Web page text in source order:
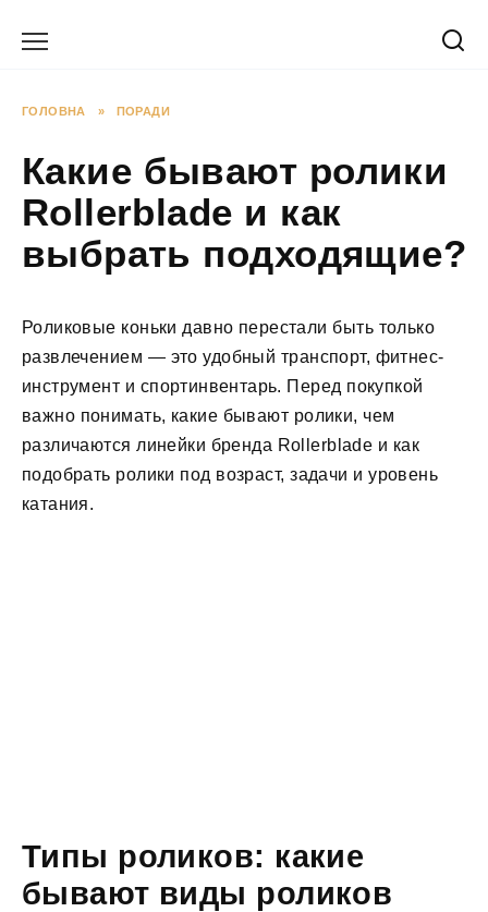
ГОЛОВНА » ПОРАДИ
Какие бывают ролики
Rollerblade и как
выбрать подходящие?
Роликовые коньки давно перестали быть только
развлечением — это удобный транспорт, фитнес-
инструмент и спортинвентарь. Перед покупкой
важно понимать, какие бывают ролики, чем
различаются линейки бренда Rollerblade и как
подобрать ролики под возраст, задачи и уровень
катания.
Типы роликов: какие
бывают виды роликов